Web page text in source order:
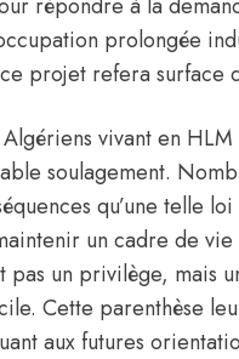
prolongée
projet refera surface
vivant en
soulagement.
qu’une telle
un cadre de
pas un privilège, mais
Cette parenthèse
aux futures